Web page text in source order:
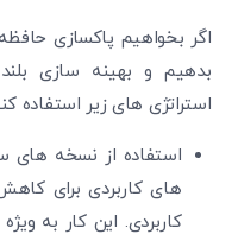
اگر بخواهیم پاکسازی
بدهیم و بهینه‌ سازی
استراتژی ‌های زیر استفاده
استفاده از نسخه‌ های
های کاربردی برای
کاربردی. این کار به